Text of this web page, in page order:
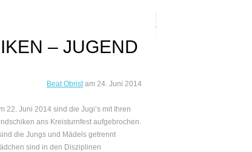
– JUGEND
Beat Obristam 24. Juni 2014
22. Juni 2014 sind die Jugi’s mit Ihren
ans Kreisturnfest aufgebrochen.
die Jungs und Mädels getrennt
sind in den Disziplinen